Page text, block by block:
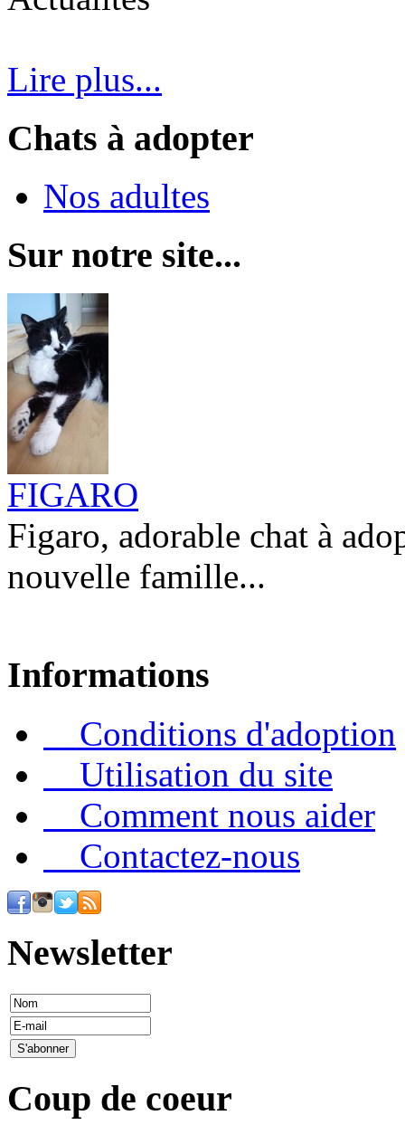
Lire plus...
Chats à adopter
Nos adultes
Sur notre site...
FIGARO
Figaro, adorable chat à
nouvelle famille...
Informations
Conditions d'adoption
Utilisation du site
Comment nous aider
Contactez-nous
Newsletter
Coup de coeur